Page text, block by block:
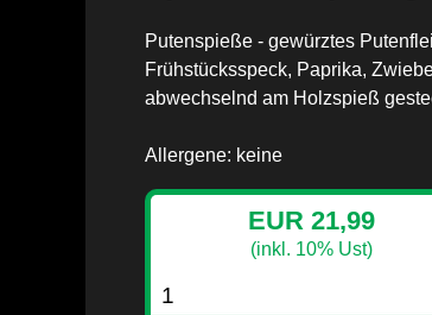
Putenspieße - gewürztes
Frühstücksspeck, Paprika,
abwechselnd am Holzspieß
Allergene: keine
EUR 21,99
(inkl. 10% Ust)